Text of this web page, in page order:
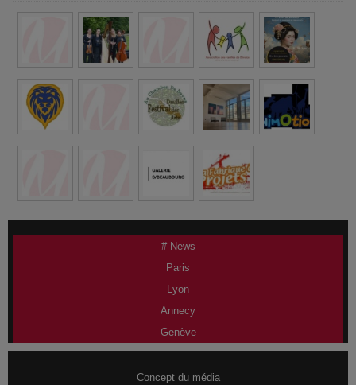
# News
Paris
Lyon
Annecy
Genève
Concept du média